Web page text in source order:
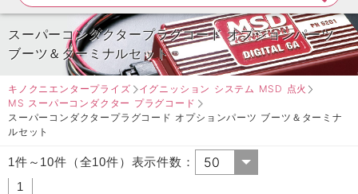
スーパーコンダクタープラグコード オプションパーツ
ブーツ＆ターミナルセット
キノクニエンタープライズ
イグニッション システム MSD 点火
MS スーパーコンダクター プラグコード
スーパーコンダクタープラグコード オプションパーツ ブーツ＆ターミナ
ルセット
1件～10件（全10件）表示件数：
1